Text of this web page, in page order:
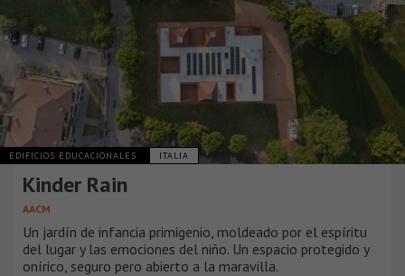
EDIFICIOS EDUCACIONALES ITALIA
Kinder Rain
AACM
Un jardín de infancia primigenio, moldeado por el espíritu
del lugar y las emociones del niño. Un espacio protegido y
onírico, seguro pero abierto a la maravilla.